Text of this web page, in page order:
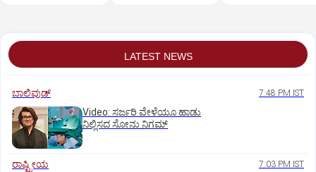
LATEST NEWS
ಬಾಲಿವುಡ್‌ 7:48 PM IST
‌Video: ಸರ್ಜರಿ ವೇಳೆಯೂ ಹಾಡು
ನಿಲ್ಲಿಸದ ಸೋನು ನಿಗಮ್
ರಾಷ್ಟ್ರೀಯ 7:03 PM IST